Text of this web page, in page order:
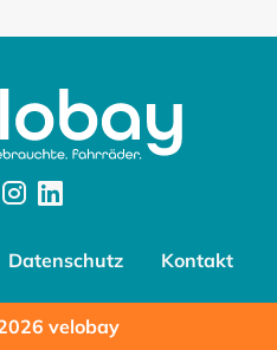
FacebookInstagram
Datenschutz Kontakt
velobay